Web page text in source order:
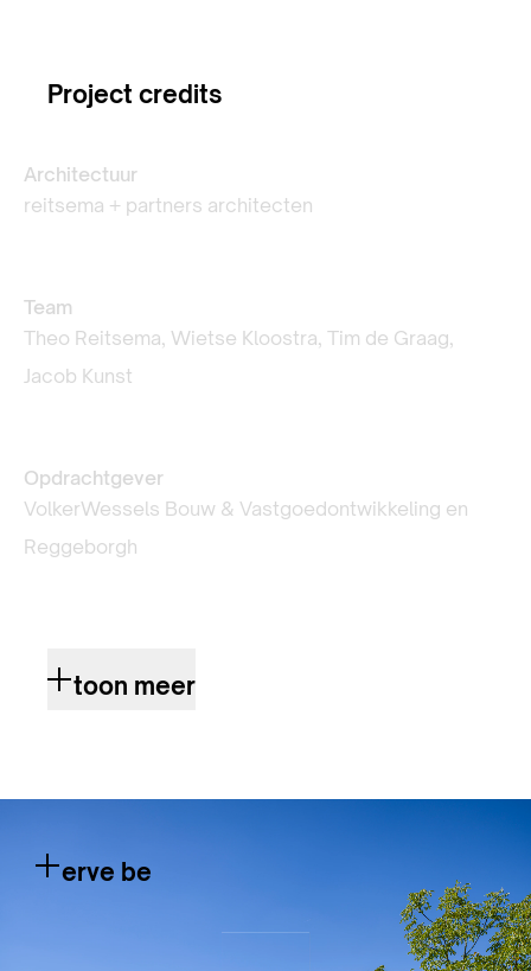
Project credits
Architectuur
reitsema + partners architecten
Team
Theo Reitsema, Wietse Kloostra, Tim de Graag,
Jacob Kunst
Opdrachtgever
VolkerWessels Bouw & Vastgoedontwikkeling en
Reggeborgh
toon meer
erve be